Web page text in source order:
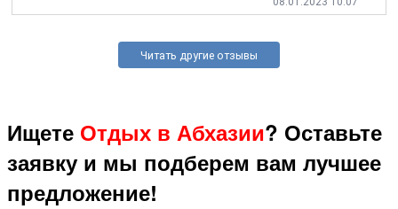
Читать другие отзывы
Ищете Отдых в Абхазии? Оставьте
заявку и мы подберем вам лучшее
предложение!